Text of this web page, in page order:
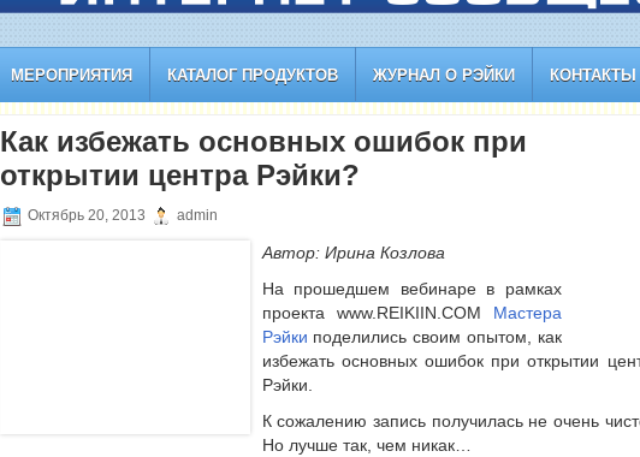
МЕРОПРИЯТИЯ КАТАЛОГ ПРОДУКТОВ ЖУРНАЛ О РЭЙКИ КОНТАКТЫ
Как избежать основных ошибок при
открытии центра Рэйки?
Октябрь 20, 2013 admin
Автор: Ирина Козлова
На прошедшем вебинаре в рамках
проекта www.REIKIIN.COM Мастера
Рэйки поделились своим опытом, как
избежать основных ошибок при открытии
Рэйки.
К сожалению запись получилась не очень
Но лучше так, чем никак…